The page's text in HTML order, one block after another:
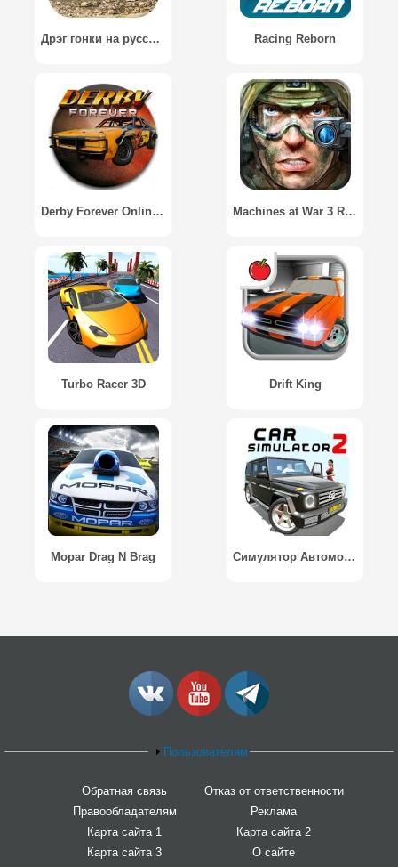
Дрэг гонки на русских машинах / Drag race for Russian cars 3D Racing Reborn
Derby Forever Online Wreck Cars Festival 2021 Machines at War 3 RTS / Противостояние Машин 3
Turbo Racer 3D Drift King
Mopar Drag N Brag Симулятор Автомобиля 2
Пользователям
Обратная связь
Отказ от ответственности
Правообладателям
Реклама
Карта сайта 1
Карта сайта 2
Карта сайта 3
О сайте